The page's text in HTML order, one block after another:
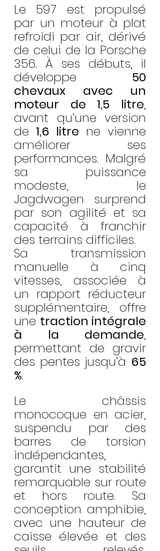
Le 597 est propulsé
par un moteur à plat
refroidi par air, dérivé
de celui de la Porsche
356. À ses débuts, il
développe 50
chevaux avec un
moteur de 1,5 litre,
avant qu’une version
de 1,6 litre ne vienne
améliorer ses
performances. Malgré
sa puissance
modeste, le
Jagdwagen surprend
par son agilité et sa
capacité à franchir
des terrains difficiles.
Sa transmission
manuelle à cinq
vitesses, associée à
un rapport réducteur
supplémentaire, offre
une traction intégrale
à la demande,
permettant de gravir
des pentes jusqu’à 65
%.
Le châssis
monocoque en acier,
suspendu par des
barres de torsion
indépendantes,
garantit une stabilité
remarquable sur route
et hors route. Sa
conception amphibie,
avec une hauteur de
caisse élevée et des